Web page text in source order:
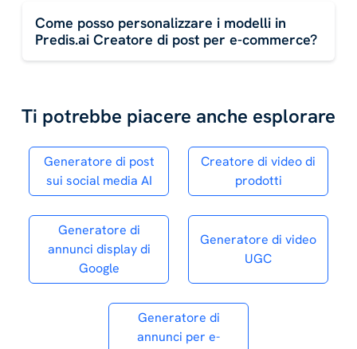
Come posso personalizzare i modelli in
Predis.ai Creatore di post per e-commerce?
Ti potrebbe piacere anche esplorare
Generatore di post
sui social media AI
Creatore di video di
prodotti
Generatore di
annunci display di
Google
Generatore di video
UGC
Generatore di
annunci per e-